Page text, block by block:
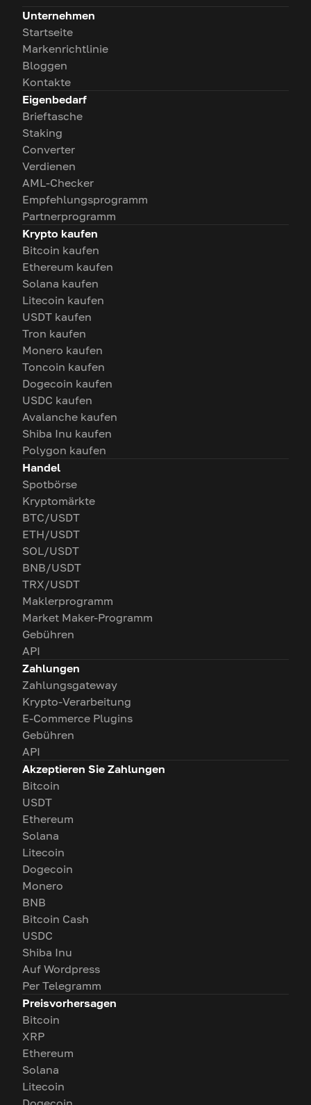
Unternehmen
Startseite
Markenrichtlinie
Bloggen
Kontakte
Eigenbedarf
Brieftasche
Staking
Converter
Verdienen
AML-Checker
Empfehlungsprogramm
Partnerprogramm
Krypto kaufen
Bitcoin kaufen
Ethereum kaufen
Solana kaufen
Litecoin kaufen
USDT kaufen
Tron kaufen
Monero kaufen
Toncoin kaufen
Dogecoin kaufen
USDC kaufen
Avalanche kaufen
Shiba Inu kaufen
Polygon kaufen
Handel
Spotbörse
Kryptomärkte
BTC/USDT
ETH/USDT
SOL/USDT
BNB/USDT
TRX/USDT
Maklerprogramm
Market Maker-Programm
Gebühren
API
Zahlungen
Zahlungsgateway
Krypto-Verarbeitung
E-Commerce Plugins
Gebühren
API
Akzeptieren Sie Zahlungen
Bitcoin
USDT
Ethereum
Solana
Litecoin
Dogecoin
Monero
BNB
Bitcoin Cash
USDC
Shiba Inu
Auf Wordpress
Per Telegramm
Preisvorhersagen
Bitcoin
XRP
Ethereum
Solana
Litecoin